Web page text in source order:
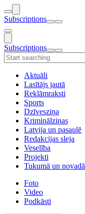
Subscriptions
Subscriptions
Aktuāli
Lasītājs jautā
Reklāmraksti
Sports
Dzīvesziņa
Kriminālziņas
Latvija un pasaulē
Redakcijas sleja
Veselība
Projekti
Tukumā un novadā
Foto
Video
Podkāsti